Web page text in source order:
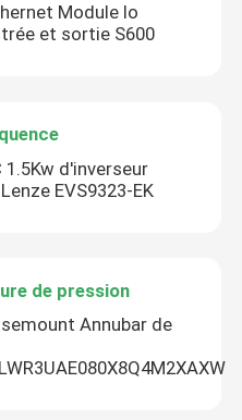
Module Io
et sortie S600
d'inverseur
EVS9323-EK
de pression
Annubar de